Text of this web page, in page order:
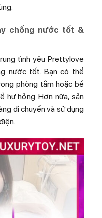
chống nước tốt &
tình yêu Prettylove
nước tốt. Bạn có thể
phòng tắm hoặc bể
hư hỏng. Hơn nữa, sản
di chuyển và sử dụng